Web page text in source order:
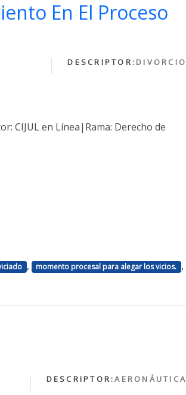
En El Proceso
DESCRIPTOR: DIVORCIO
CIJUL en Línea|Rama: Derecho de
, momento procesal para alegar los vicios. ,
DESCRIPTOR:AERONÁUTICA